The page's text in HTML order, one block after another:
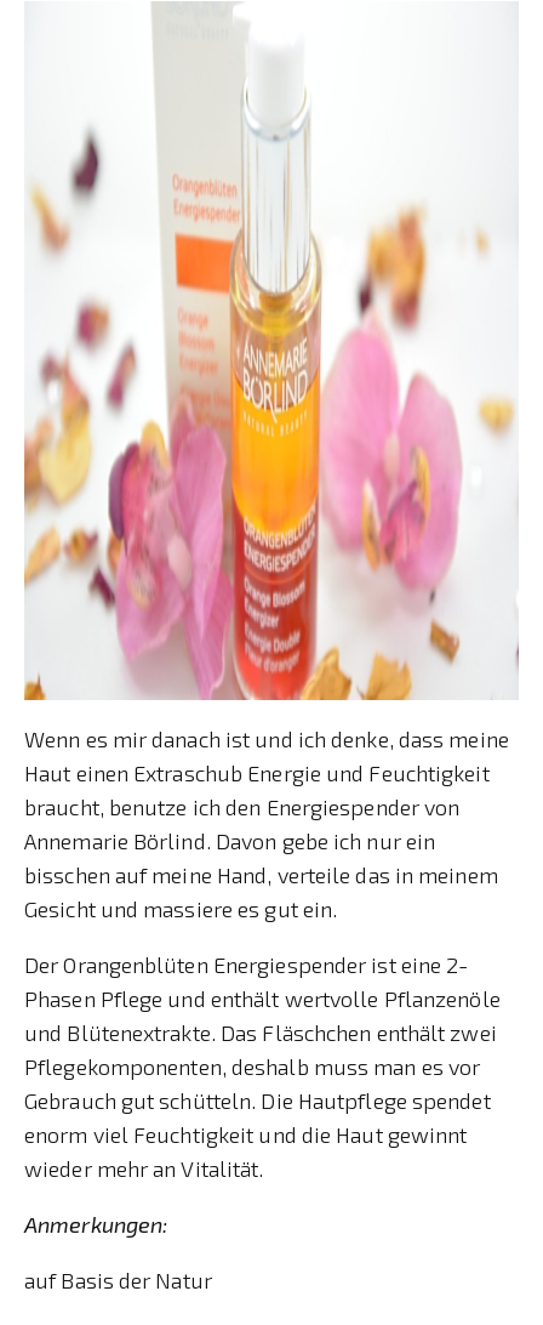
Wenn es mir danach ist und ich denke, dass meine
Haut einen Extraschub Energie und Feuchtigkeit
braucht, benutze ich den Energiespender von
Annemarie Börlind. Davon gebe ich nur ein
bisschen auf meine Hand, verteile das in meinem
Gesicht und massiere es gut ein.
Der Orangenblüten Energiespender ist eine 2-
Phasen Pflege und enthält wertvolle Pflanzenöle
und Blütenextrakte. Das Fläschchen enthält zwei
Pflegekomponenten, deshalb muss man es vor
Gebrauch gut schütteln. Die Hautpflege spendet
enorm viel Feuchtigkeit und die Haut gewinnt
wieder mehr an Vitalität.
Anmerkungen:
auf Basis der Natur